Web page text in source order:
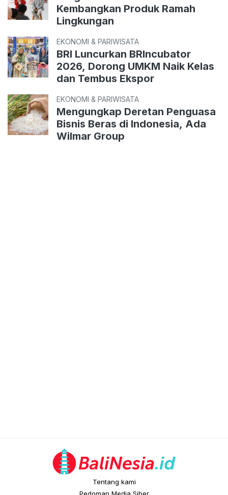
Kembangkan Produk Ramah
Lingkungan
EKONOMI & PARIWISATA
BRI Luncurkan BRIncubator
2026, Dorong UMKM Naik Kelas
dan Tembus Ekspor
EKONOMI & PARIWISATA
Mengungkap Deretan Penguasa
Bisnis Beras di Indonesia, Ada
Wilmar Group
Tentang kami